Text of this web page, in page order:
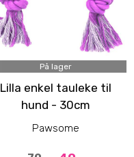
På lager
Lilla enkel tauleke til
hund - 30cm
hundeleke
Pawsome